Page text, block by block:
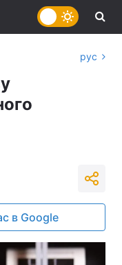
рус
в Google